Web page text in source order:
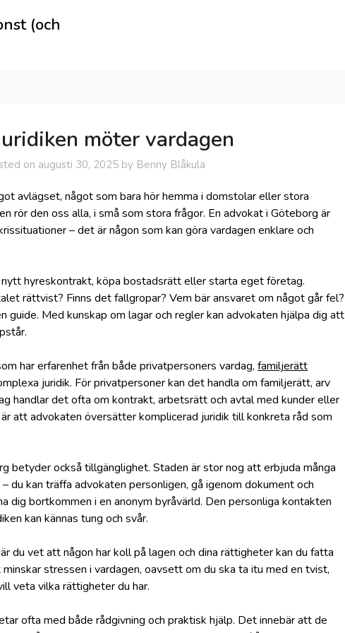
(och
möter vardagen
on augusti 30, 2025 by Benny Blåkula
avlägset, något som bara hör hemma i domstolar eller stora
rör den oss alla, i små som stora frågor. En advokat i Göteborg är
– det är någon som kan göra vardagen enklare och
hyreskontrakt, köpa bostadsrätt eller starta eget företag.
rättvist? Finns det fallgropar? Vem bär ansvaret om något går fel?
guide. Med kunskap om lagar och regler kan advokaten hjälpa dig att
har erfarenhet från både privatpersoners vardag,familjerätt
juridik. För privatpersoner kan det handla om familjerätt, arv
handlar det ofta om kontrakt, arbetsrätt och avtal med kunder eller
att advokaten översätter komplicerad juridik till konkreta råd som
betyder också tillgänglighet. Staden är stor nog att erbjuda många
du kan träffa advokaten personligen, gå igenom dokument och
dig bortkommen i en anonym byråvärld. Den personliga kontakten
kan kännas tung och svår.
du vet att någon har koll på lagen och dina rättigheter kan du fatta
stressen i vardagen, oavsett om du ska ta itu med en tvist,
veta vilka rättigheter du har.
ofta med både rådgivning och praktisk hjälp. Det innebär att de